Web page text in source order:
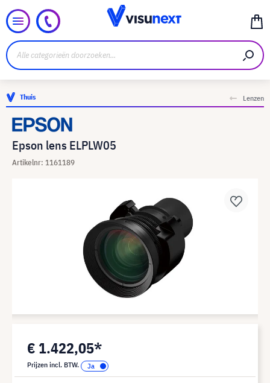
Thuis Lenzen
Epson lens ELPLW05
Artikelnr: 1161189
€ 1.422,05*
Prijzen incl. BTW.